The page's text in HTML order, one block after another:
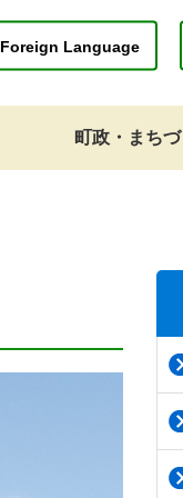
町政・まちづ
Foreign Language